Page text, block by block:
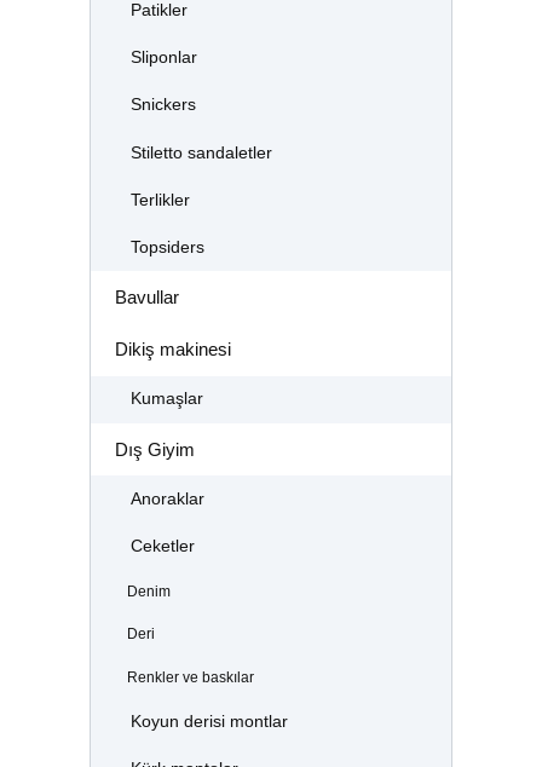
Patikler
Sliponlar
Snickers
Stiletto sandaletler
Terlikler
Topsiders
Bavullar
Dikiş makinesi
Kumaşlar
Dış Giyim
Anoraklar
Ceketler
Denim
Deri
Renkler ve baskılar
Koyun derisi montlar